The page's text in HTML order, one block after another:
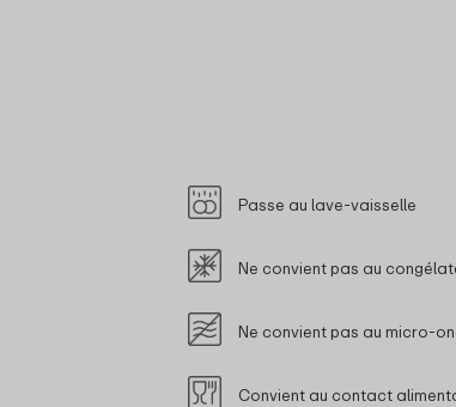
Passe au lave-vaisselle
Ne convient pas au
Ne convient pas au micro-
Convient au contact